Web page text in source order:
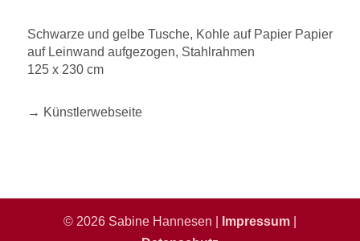
Schwarze und gelbe Tusche, Kohle auf Papier Papier
auf Leinwand aufgezogen, Stahlrahmen
125 x 230 cm
→ Künstlerwebseite
© 2026 Sabine Hannesen | Impressum|